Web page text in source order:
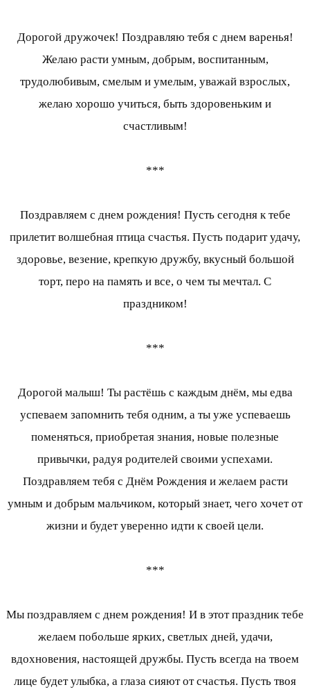
Дорогой дружочек! Поздравляю тебя с днем варенья!
Желаю расти умным, добрым, воспитанным,
трудолюбивым, смелым и умелым, уважай взрослых,
желаю хорошо учиться, быть здоровеньким и
счастливым!
***
Поздравляем с днем рождения! Пусть сегодня к тебе
прилетит волшебная птица счастья. Пусть подарит удачу,
здоровье, везение, крепкую дружбу, вкусный большой
торт, перо на память и все, о чем ты мечтал. С
праздником!
***
Дорогой малыш! Ты растёшь с каждым днём, мы едва
успеваем запомнить тебя одним, а ты уже успеваешь
поменяться, приобретая знания, новые полезные
привычки, радуя родителей своими успехами.
Поздравляем тебя с Днём Рождения и желаем расти
умным и добрым мальчиком, который знает, чего хочет от
жизни и будет уверенно идти к своей цели.
***
Мы поздравляем с днем рождения! И в этот праздник тебе
желаем побольше ярких, светлых дней, удачи,
вдохновения, настоящей дружбы. Пусть всегда на твоем
лице будет улыбка, а глаза сияют от счастья. Пусть твоя